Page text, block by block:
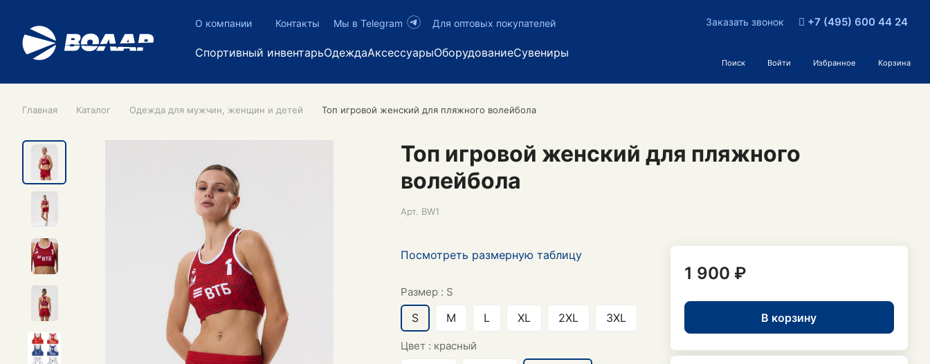
О компании Контакты Мы в Telegram Для оптовых покупателей
Спортивный инвентарьОдеждаАксессуарыОборудованиеСувениры
Заказать звонок +7 (495) 600 44 24
Поиск Войти Избранное Корзина
Главная Каталог Одежда для мужчин, женщин и детей Топ игровой женский для пляжного волейбола
Топ игровой женский для пляжного
волейбола
Арт. BW1
Посмотреть размерную таблицу
Размер : S
S M L XL 2XL 3XL
Цвет : красный
1 900 ₽
В корзину